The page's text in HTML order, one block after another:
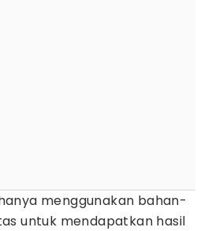
menggunakan bahan-
untuk mendapatkan hasil